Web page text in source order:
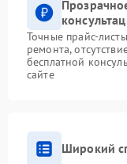
Точные прайс-
ремонта,
бесплатной
сайте
Широкий